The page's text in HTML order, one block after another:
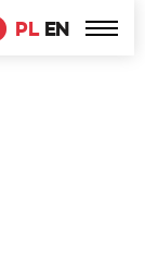
PL EN